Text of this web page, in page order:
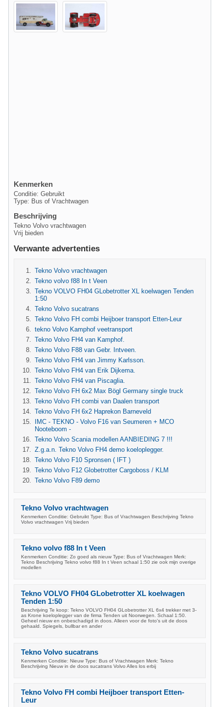
Kenmerken
Conditie: Gebruikt
Type: Bus of Vrachtwagen
Beschrijving
Tekno Volvo vrachtwagen
Vrij bieden
Verwante advertenties
Tekno Volvo vrachtwagen
Tekno volvo f88 In t Veen
Tekno VOLVO FH04 GLobetrotter XL koelwagen Tenden
1:50
Tekno Volvo sucatrans
Tekno Volvo FH combi Heijboer transport Etten-Leur
tekno Volvo Kamphof veetransport
Tekno Volvo FH4 van Kamphof.
Tekno Volvo F88 van Gebr. Intveen.
Tekno Volvo FH4 van Jimmy Karlsson.
Tekno Volvo FH4 van Erik Dijkema.
Tekno Volvo FH4 van Piscaglia.
Tekno Volvo FH 6x2 Max Bögl Germany single truck
Tekno Volvo FH combi van Daalen transport
Tekno Volvo FH 6x2 Haprekon Barneveld
IMC - TEKNO - Volvo F16 van Seumeren + MCO
Nooteboom -
Tekno Volvo Scania modellen AANBIEDING 7 !!!
Z.g.a.n. Tekno Volvo FH4 demo koeloplegger.
Tekno Volvo F10 Spronsen ( IFT )
Tekno Volvo F12 Globetrotter Cargoboss / KLM
Tekno Volvo F89 demo
Tekno Volvo vrachtwagen
Kenmerken Conditie: Gebruikt Type: Bus of Vrachtwagen Beschrijving Tekno
Volvo vrachtwagen Vrij bieden
Tekno volvo f88 In t Veen
Kenmerken Conditie: Zo goed als nieuw Type: Bus of Vrachtwagen Merk:
Tekno Beschrijving Tekno volvo f88 In t Veen schaal 1:50 zie ook mijn overige
modellen
Tekno VOLVO FH04 GLobetrotter XL koelwagen
Tenden 1:50
Beschrijving Te koop: Tekno VOLVO FH04 GLobetrotter XL 6x4 trekker met 3-
as Krone koeloplegger van de firma Tenden uit Noorwegen. Schaal 1:50.
Geheel nieuw en onbeschadigd in doos. Alleen voor de foto's uit de doos
gehaald. Spiegels, bullbar en ander
Tekno Volvo sucatrans
Kenmerken Conditie: Nieuw Type: Bus of Vrachtwagen Merk: Tekno
Beschrijving Nieuw in de doos sucatrans Volvo Alles los erbij
Tekno Volvo FH combi Heijboer transport Etten-
Leur